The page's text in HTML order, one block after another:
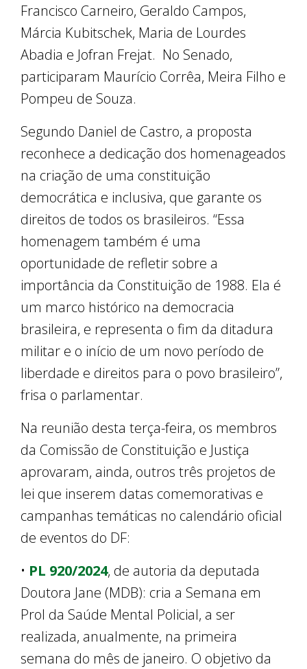
Francisco Carneiro, Geraldo Campos,
Márcia Kubitschek, Maria de Lourdes
Abadia e Jofran Frejat. No Senado,
participaram Maurício Corrêa, Meira Filho e
Pompeu de Souza.
Segundo Daniel de Castro, a proposta
reconhece a dedicação dos homenageados
na criação de uma constituição
democrática e inclusiva, que garante os
direitos de todos os brasileiros. “Essa
homenagem também é uma
oportunidade de refletir sobre a
importância da Constituição de 1988. Ela é
um marco histórico na democracia
brasileira, e representa o fim da ditadura
militar e o início de um novo período de
liberdade e direitos para o povo brasileiro”,
frisa o parlamentar.
Na reunião desta terça-feira, os membros
da Comissão de Constituição e Justiça
aprovaram, ainda, outros três projetos de
lei que inserem datas comemorativas e
campanhas temáticas no calendário oficial
de eventos do DF:
• PL 920/2024, de autoria da deputada
Doutora Jane (MDB): cria a Semana em
Prol da Saúde Mental Policial, a ser
realizada, anualmente, na primeira
semana do mês de janeiro. O objetivo da